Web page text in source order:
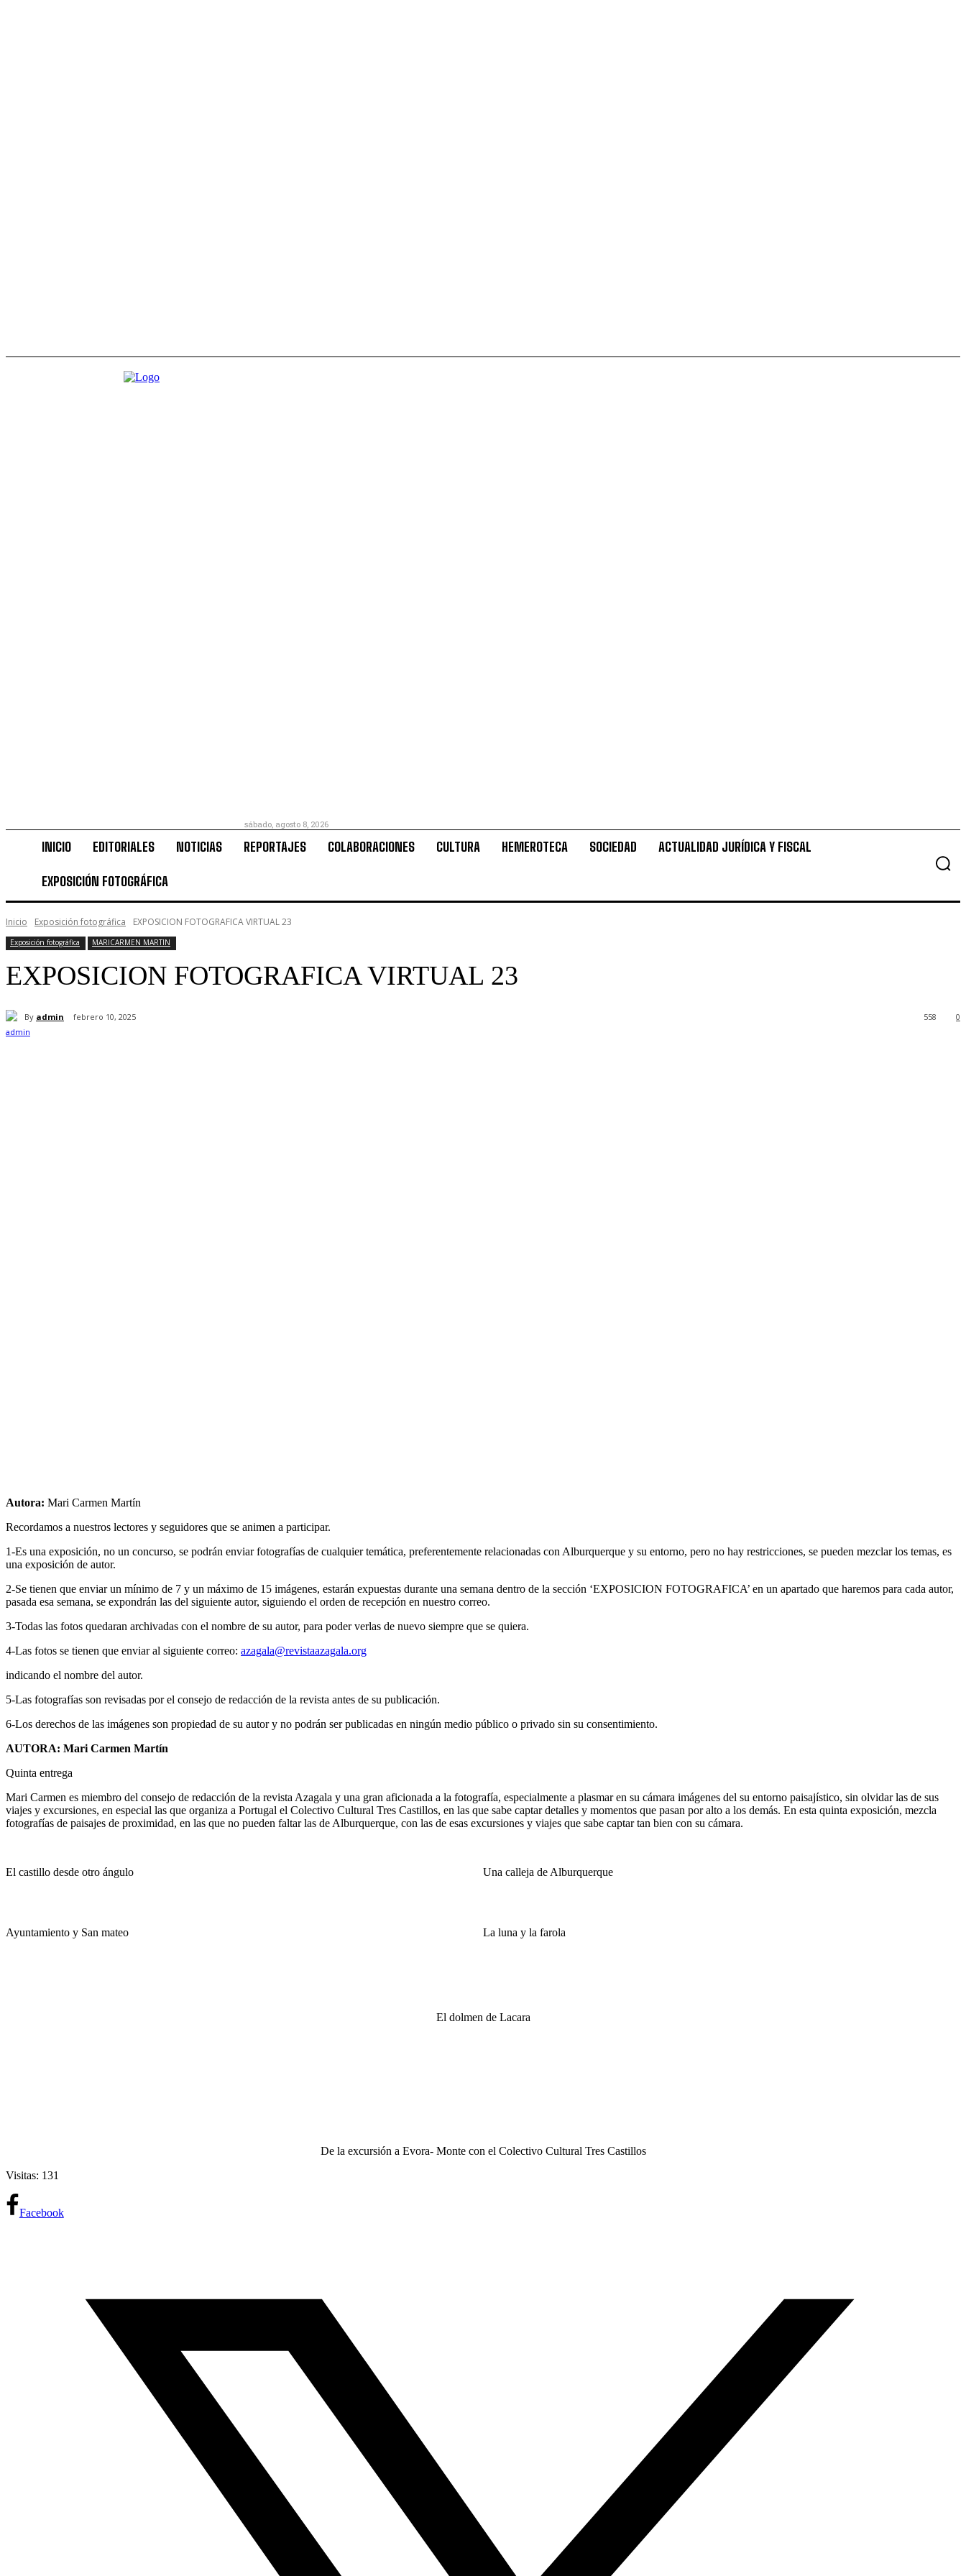
sábado, agosto 8, 2026
INICIO EDITORIALES NOTICIAS REPORTAJES COLABORACIONES CULTURA HEMEROTECA SOCIEDAD ACTUALIDAD JURÍDICA Y FISCAL
EXPOSICIÓN FOTOGRÁFICA
Inicio Exposición fotográfica EXPOSICION FOTOGRAFICA VIRTUAL 23
Exposición fotográfica MARICARMEN MARTIN
EXPOSICION FOTOGRAFICA VIRTUAL 23
By admin febrero 10, 2025 0
558
Autora: Mari Carmen Martín
Recordamos a nuestros lectores y seguidores que se animen a participar.
1-Es una exposición, no un concurso, se podrán enviar fotografías de cualquier temática, preferentemente relacionadas con Alburquerque y su entorno, pero no hay restricciones, se pueden mezclar los temas, es
una exposición de autor.
2-Se tienen que enviar un mínimo de 7 y un máximo de 15 imágenes, estarán expuestas durante una semana dentro de la sección ‘EXPOSICION FOTOGRAFICA’ en un apartado que haremos para cada autor,
pasada esa semana, se expondrán las del siguiente autor, siguiendo el orden de recepción en nuestro correo.
3-Todas las fotos quedaran archivadas con el nombre de su autor, para poder verlas de nuevo siempre que se quiera.
4-Las fotos se tienen que enviar al siguiente correo: azagala@revistaazagala.org
indicando el nombre del autor.
5-Las fotografías son revisadas por el consejo de redacción de la revista antes de su publicación.
6-Los derechos de las imágenes son propiedad de su autor y no podrán ser publicadas en ningún medio público o privado sin su consentimiento.
AUTORA: Mari Carmen Martín
Quinta entrega
Mari Carmen es miembro del consejo de redacción de la revista Azagala y una gran aficionada a la fotografía, especialmente a plasmar en su cámara imágenes del su entorno paisajístico, sin olvidar las de sus
viajes y excursiones, en especial las que organiza a Portugal el Colectivo Cultural Tres Castillos, en las que sabe captar detalles y momentos que pasan por alto a los demás. En esta quinta exposición, mezcla
fotografías de paisajes de proximidad, en las que no pueden faltar las de Alburquerque, con las de esas excursiones y viajes que sabe captar tan bien con su cámara.
El castillo desde otro ángulo Una calleja de Alburquerque
Ayuntamiento y San mateo La luna y la farola
El dolmen de Lacara
De la excursión a Evora- Monte con el Colectivo Cultural Tres Castillos
Visitas: 131
Facebook